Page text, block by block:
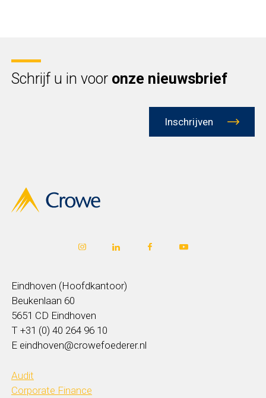
Schrijf u in voor onze nieuwsbrief
Inschrijven
Eindhoven (Hoofdkantoor)
Beukenlaan 60
5651 CD Eindhoven
T +31 (0) 40 264 96 10
E eindhoven@crowefoederer.nl
Audit
Corporate Finance